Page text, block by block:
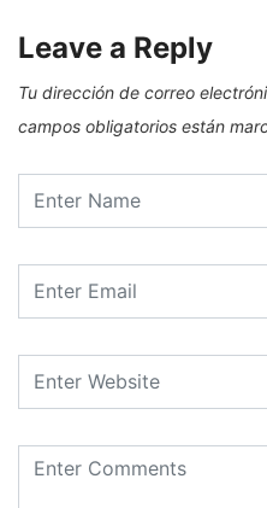
Leave a Reply
Tu dirección de correo
campos obligatorios están